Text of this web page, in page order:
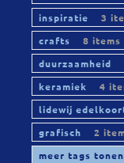
inspiratie
3
crafts
8 items
duurzaamheid
keramiek
4
lidewij
grafisch
2
meer tags tonen